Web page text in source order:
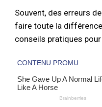
Souvent, des erreurs
faire toute la
conseils pratiques